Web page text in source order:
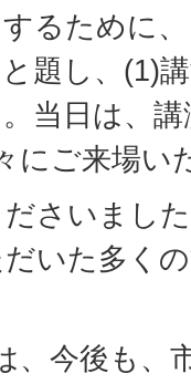
るために
題し、(1)
当日は、
にご来場い
さいまし
いた多く
、今後も、